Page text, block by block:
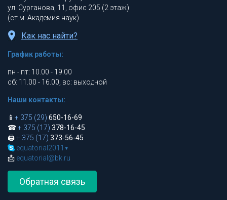
ул. Сурганова, 11, офис 205 (2 этаж)
(ст.м. Академия наук)
Как нас найти?
График работы:
пн - пт: 10.00 - 19.00
сб: 11.00 - 16.00, вс: выходной
Наши контакты:
📱 + 375 (29) 650-16-69
☎+ 375 (17) 378-16-45
🖨+ 375 (17) 373-56-45
equatorial2011 ▾
📩 equatorial@bk.ru
Обратная связь